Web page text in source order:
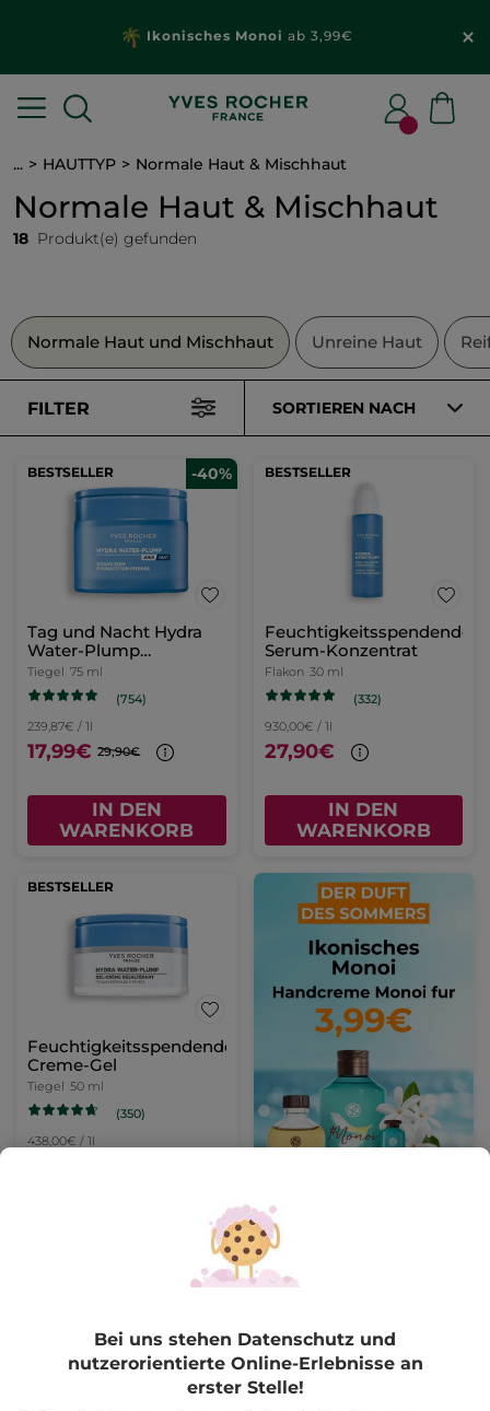
Ikonisches Monoi ab 3,99€
... HAUTTYP Normale Haut & Mischhaut
Normale Haut & Mischhaut
18 Produkt(e) gefunden
Normale Haut und Mischhaut Unreine Haut
FILTER SORTIEREN NACH
BESTSELLER -40%
Tag und Nacht Hydra
Water-Plump
Intensivpflege 75ml
Tiegel 75 ml
(754)
239,87€ / 1l
17,99€ 29,90€
IN DEN
WARENKORB
BESTSELLER
Feuchtigkeitsspendendes
Serum-Konzentrat
Flakon 30 ml
(332)
930,00€ / 1l
27,90€
IN DEN
WARENKORB
BESTSELLER
Feuchtigkeitsspendendes
Creme-Gel
Tiegel 50 ml
(350)
438,00€ / 1l
Bei uns stehen Datenschutz und
nutzerorientierte Online-Erlebnisse an
erster Stelle!